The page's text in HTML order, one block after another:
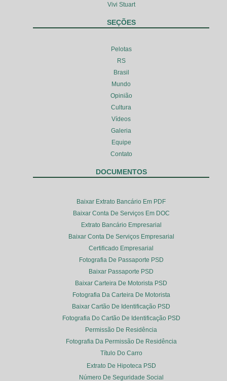
Vivi Stuart
SEÇÕES
Pelotas
RS
Brasil
Mundo
Opinião
Cultura
Vídeos
Galeria
Equipe
Contato
DOCUMENTOS
Baixar Extrato Bancário Em PDF
Baixar Conta De Serviços Em DOC
Extrato Bancário Empresarial
Baixar Conta De Serviços Empresarial
Certificado Empresarial
Fotografia De Passaporte PSD
Baixar Passaporte PSD
Baixar Carteira De Motorista PSD
Fotografia Da Carteira De Motorista
Baixar Cartão De Identificação PSD
Fotografia Do Cartão De Identificação PSD
Permissão De Residência
Fotografia Da Permissão De Residência
Título Do Carro
Extrato De Hipoteca PSD
Número De Seguridade Social